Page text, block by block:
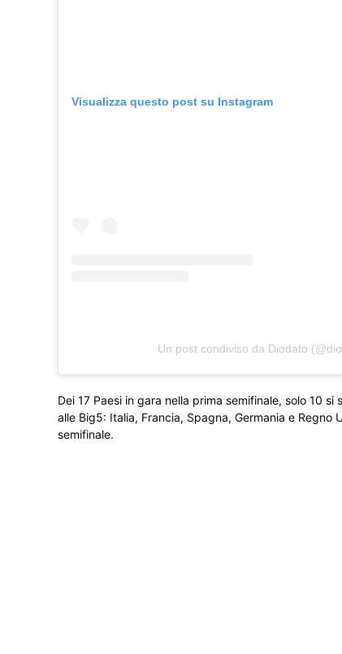
Visualizza questo post su Instagram
Un post condiviso da Diodato
Dei 17 Paesi in gara nella prima semifinale, solo 10
alle Big5: Italia, Francia, Spagna, Germania e
semifinale.